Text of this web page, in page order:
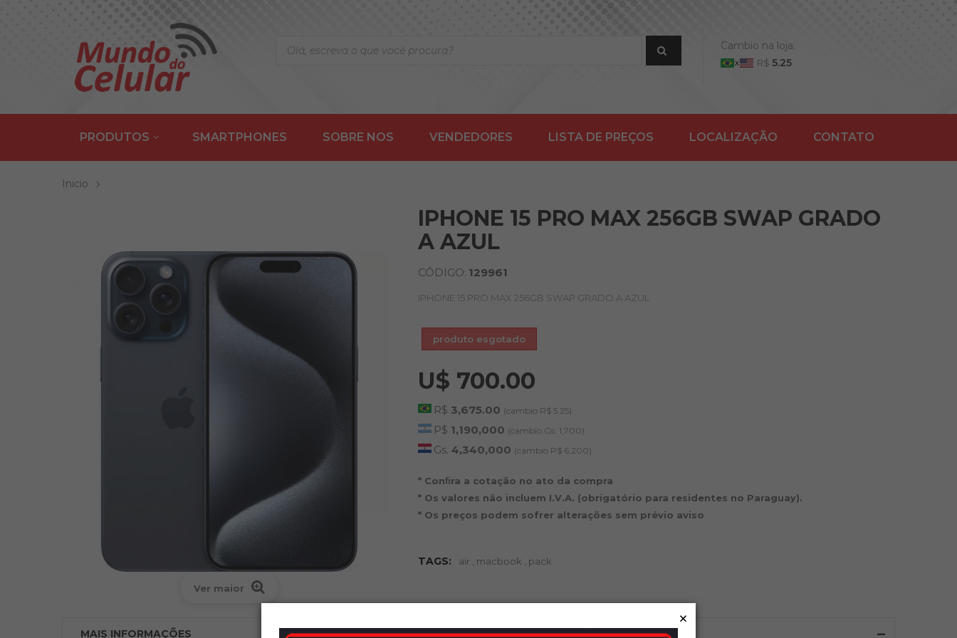
Cambio na loja:
R$ 5.25
PRODUTOS SMARTPHONES SOBRE NOS VENDEDORES LISTA DE PREÇOS LOCALIZAÇÃO CONTATO
Inicio
Ver maior
IPHONE 15 PRO MAX 256GB SWAP GRADO
A AZUL
CÓDIGO: 129961
IPHONE 15 PRO MAX 256GB SWAP GRADO A AZUL
produto esgotado
U$ 700.00
R$ 3,675.00 (cambio R$ 5.25)
P$ 1,190,000 (cambio Gs. 1,700)
Gs. 4,340,000 (cambio P$ 6,200)
* Conﬁra a cotação no ato da compra
* Os valores não incluem I.V.A. (obrigatório para residentes no Paraguay).
* Os preços podem sofrer alterações sem prévio aviso
TAGS: air macbook pack
MAIS INFORMAÇÕES
×